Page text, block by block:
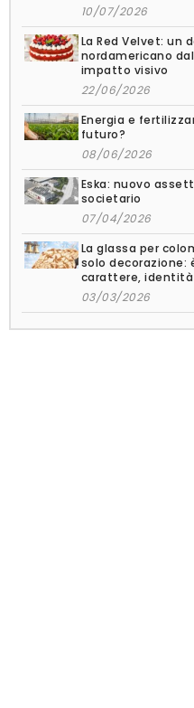
10/07/2026
La Red Velvet: un
nordamericano
impatto visivo
22/06/2026
Energia e
futuro?
08/06/2026
Eska: nuovo
societario
07/04/2026
La glassa per
solo decorazione:
carattere, identità
03/03/2026